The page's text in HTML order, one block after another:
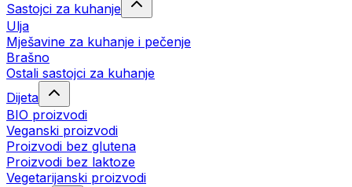
Sastojci za kuhanje
Ulja
Mješavine za kuhanje i pečenje
Brašno
Ostali sastojci za kuhanje
Dijeta
BIO proizvodi
Veganski proizvodi
Proizvodi bez glutena
Proizvodi bez laktoze
Vegetarijanski proizvodi